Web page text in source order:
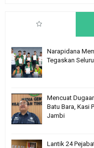
Narapidana
Tegaskan
Mencuat
Batu Bara, Kasi
Jambi
Lantik 24